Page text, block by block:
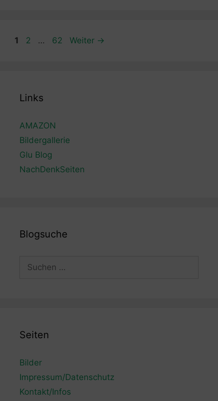
Seite
1 Seite
2 … Seite
62 Weiter →
Links
AMAZON
Bildergallerie
Glu Blog
NachDenkSeiten
Blogsuche
Seiten
Bilder
Impressum/Datenschutz
Kontakt/Infos